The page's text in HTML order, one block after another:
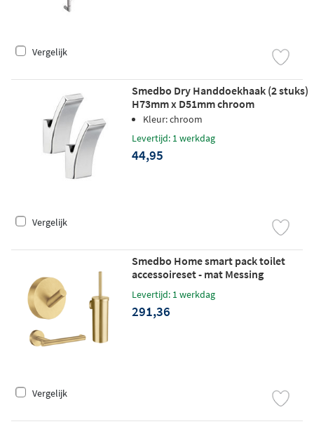
Vergelijk
Smedbo Dry Handdoekhaak (2 stuks)
H73mm x D51mm chroom
Kleur: chroom
Levertijd: 1 werkdag
44,95
Vergelijk
Smedbo Home smart pack toilet
accessoireset - mat Messing
Levertijd: 1 werkdag
291,36
Vergelijk